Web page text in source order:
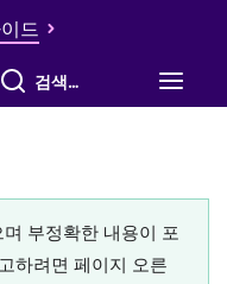
드
체 검색
부정확한 내용이 포
하려면 페이지 오른